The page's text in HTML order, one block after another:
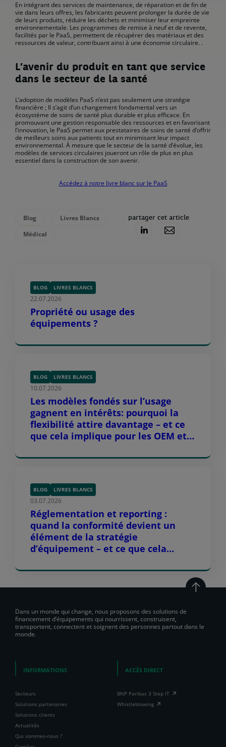
En intégrant des services de maintenance, de réparation et de fin de
vie dans leurs offres, les fabricants peuvent prolonger la durée de vie
de leurs produits, réduire les déchets et minimiser leur empreinte
environnementale. Les programmes de remise à neuf et de revente,
facilités par le PaaS, permettent de récupérer des matériaux et des
ressources de valeur, contribuant ainsi à une économie circulaire. .
L’avenir du produit en tant que service
dans le secteur de la santé
L’adoption de modèles PaaS n’est pas seulement une stratégie
financière ; Il s’agit d’un changement fondamental vers un
écosystème de soins de santé plus durable et plus efficace. En
promouvant une gestion responsable des ressources et en favorisant
l’innovation, le PaaS permet aux prestataires de soins de santé d’offrir
de meilleurs soins aux patients tout en minimisant leur impact
environnemental. À mesure que le secteur de la santé d’évolue, les
modèles de services circulaires joueront un rôle de plus en plus
essentiel dans la construction de son avenir.
Accédez à notre livre blanc sur le PaaS
Blog
Livres Blancs
Médical
partager cet article
BLOG LIVRES BLANCS
22.07.2026
Propriété ou usage des
équipements ?
BLOG LIVRES BLANCS
10.07.2026
Les modèles fondés sur l’usage
gagnent en intérêts: pourquoi la
flexibilité attire davantage – et ce
que cela implique pour les OEM et
BLOG LIVRES BLANCS
03.07.2026
Réglementation et reporting :
quand la conformité devient un
élément de la stratégie
d’équipement – et ce que cela
partenaires de distribution
Dans un monde qui change, nous proposons des solutions de
financement d’équipements qui nourrissent, construisent,
transportent, connectent et soignent des personnes partout dans le
monde.
INFORMATIONS
Secteurs
Solutions partenaires
Solutions clients
Actualités
Qui sommes-nous ?
ACCÈS DIRECT
BNP Paribas 3 Step IT
Whistleblowing